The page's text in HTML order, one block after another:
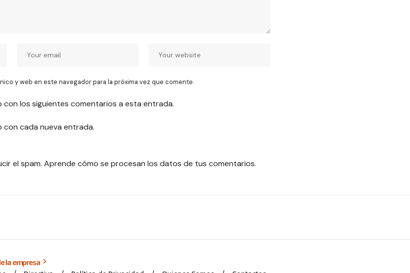
y web en este navegador para la próxima vez que comente.
los siguientes comentarios a esta entrada.
cada nueva entrada.
el spam. Aprende cómo se procesan los datos de tus comentarios.
la empresa